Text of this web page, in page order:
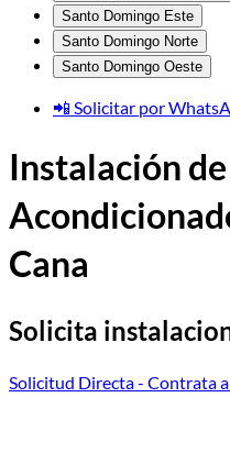
Santo Domingo Este
Santo Domingo Norte
Santo Domingo Oeste
📲 Solicitar por
Instalación
Cana
Solicita
Solicitud Directa- Contrata